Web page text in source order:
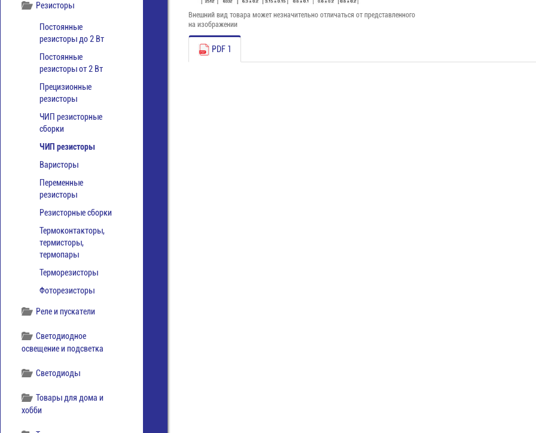
Резисторы
Постоянные
резисторы до 2 Вт
Постоянные
резисторы от 2 Вт
Прецизионные
резисторы
ЧИП резисторные
сборки
ЧИП резисторы
Варисторы
Переменные
резисторы
Резисторные сборки
Термоконтакторы,
термисторы,
термопары
Терморезисторы
Фоторезисторы
Реле и пускатели
Светодиодное
освещение и подсветка
Светодиоды
Товары для дома и
хобби
Внешний вид товара может незначительно отличаться от представленного
на изображении
PDF 1